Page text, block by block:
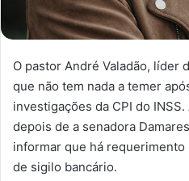
O pastor André Valadão, líder
que não tem nada a temer
investigações da CPI do
depois de a senadora
informar que há
de sigilo bancário.